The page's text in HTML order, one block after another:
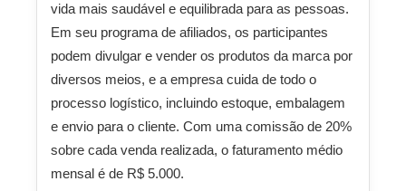
vida mais saudável e equilibrada para as pessoas.
Em seu programa de afiliados, os participantes
podem divulgar e vender os produtos da marca por
diversos meios, e a empresa cuida de todo o
processo logístico, incluindo estoque, embalagem
e envio para o cliente. Com uma comissão de 20%
sobre cada venda realizada, o faturamento médio
mensal é de R$ 5.000.